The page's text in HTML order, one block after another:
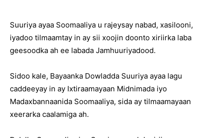
Suuriya ayaa Soomaaliya u rajeysay nabad, xasilooni,
iyadoo tilmaamtay in ay sii xoojin doonto xiriirka laba
geesoodka ah ee labada Jamhuuriyadood.
Sidoo kale, Bayaanka Dowladda Suuriya ayaa lagu
caddeeyay in ay Ixtiraamayaan Midnimada iyo
Madaxbannaanida Soomaaliya, sida ay tilmaamayaan
xeerarka caalamiga ah.